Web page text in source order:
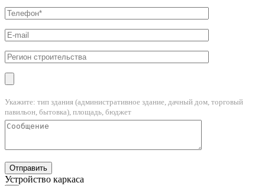
Укажите: тип здания (административное здание, дачный дом, торговый
павильон, бытовка), площадь, бюджет
Устройство каркаса